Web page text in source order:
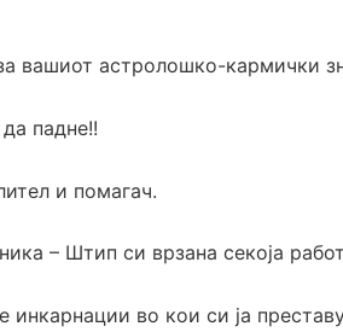
вашиот астролошко-кармички
падне!!
и помагач.
– Штип си врзана секоја
инкарнации во кои си ја